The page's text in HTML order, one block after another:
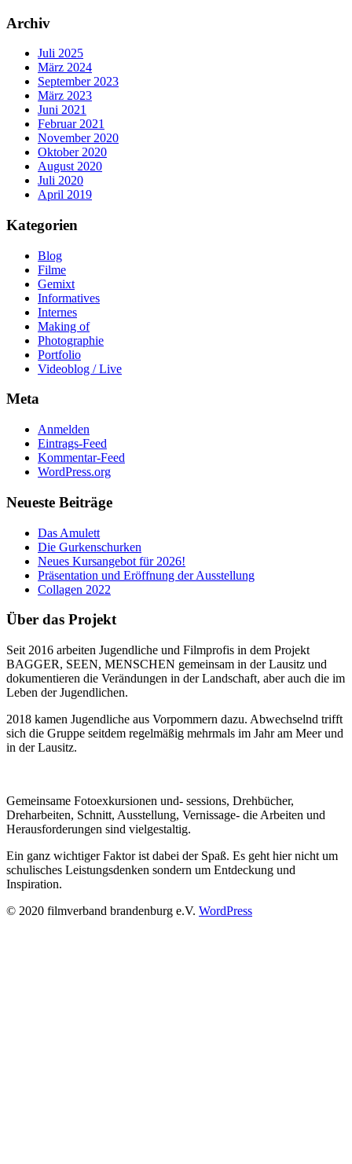
Archiv
Juli 2025
März 2024
September 2023
März 2023
Juni 2021
Februar 2021
November 2020
Oktober 2020
August 2020
Juli 2020
April 2019
Kategorien
Blog
Filme
Gemixt
Informatives
Internes
Making of
Photographie
Portfolio
Videoblog / Live
Meta
Anmelden
Eintrags-Feed
Kommentar-Feed
WordPress.org
Neueste Beiträge
Das Amulett
Die Gurkenschurken
Neues Kursangebot für 2026!
Präsentation und Eröffnung der Ausstellung
Collagen 2022
Über das Projekt
Seit 2016 arbeiten Jugendliche und Filmprofis in dem Projekt
BAGGER, SEEN, MENSCHEN gemeinsam in der Lausitz und
dokumentieren die Verändungen in der Landschaft, aber auch die im
Leben der Jugendlichen.
2018 kamen Jugendliche aus Vorpommern dazu. Abwechselnd trifft
sich die Gruppe seitdem regelmäßig mehrmals im Jahr am Meer und
in der Lausitz.
Gemeinsame Fotoexkursionen und- sessions, Drehbücher,
Dreharbeiten, Schnitt, Ausstellung, Vernissage- die Arbeiten und
Herausforderungen sind vielgestaltig.
Ein ganz wichtiger Faktor ist dabei der Spaß. Es geht hier nicht um
schulisches Leistungsdenken sondern um Entdeckung und
Inspiration.
© 2020 filmverband brandenburg e.V. WordPress